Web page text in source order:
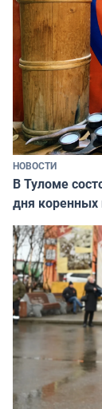
НОВОСТИ
В Туломе
дня коренных